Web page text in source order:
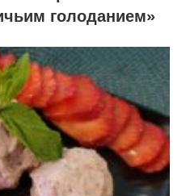
голоданием»